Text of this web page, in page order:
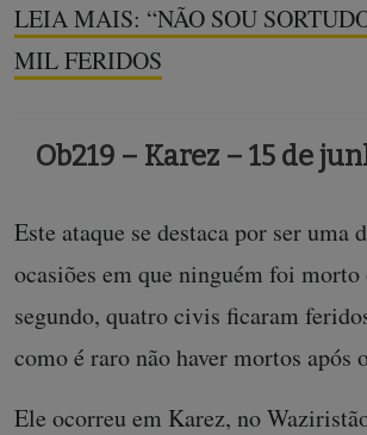
LEIA MAIS: “NÃO SOU
MIL FERIDOS
Ob219 – Karez – 15 de
Este ataque se destaca por ser uma
ocasiões em que ninguém foi
segundo, quatro civis ficaram
como é raro não haver mortos após
Ele ocorreu em Karez, no